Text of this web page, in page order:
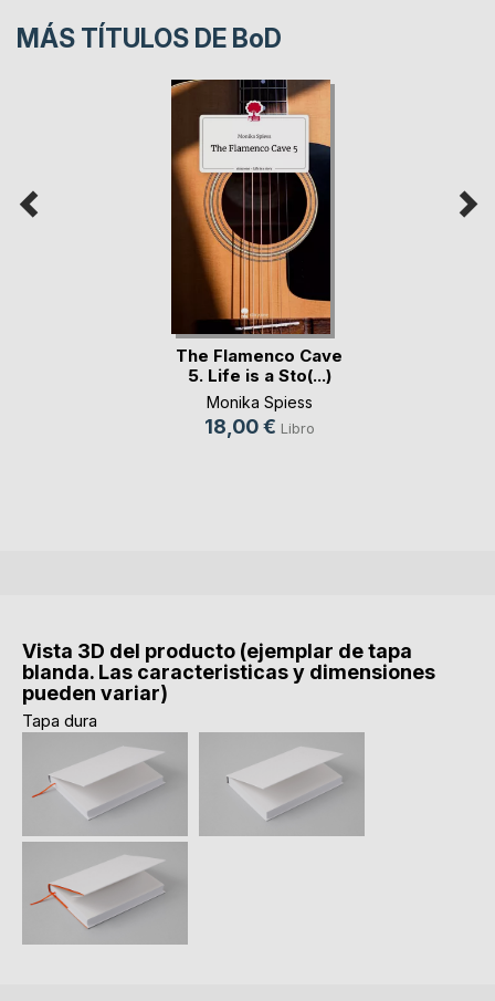
MÁS TÍTULOS DE BoD
The Flamenco Cave
5. Life is a Sto(...)
Monika Spiess
18,00 € Libro
Vista 3D del producto (ejemplar de tapa
blanda. Las caracteristicas y dimensiones
pueden variar)
Tapa dura